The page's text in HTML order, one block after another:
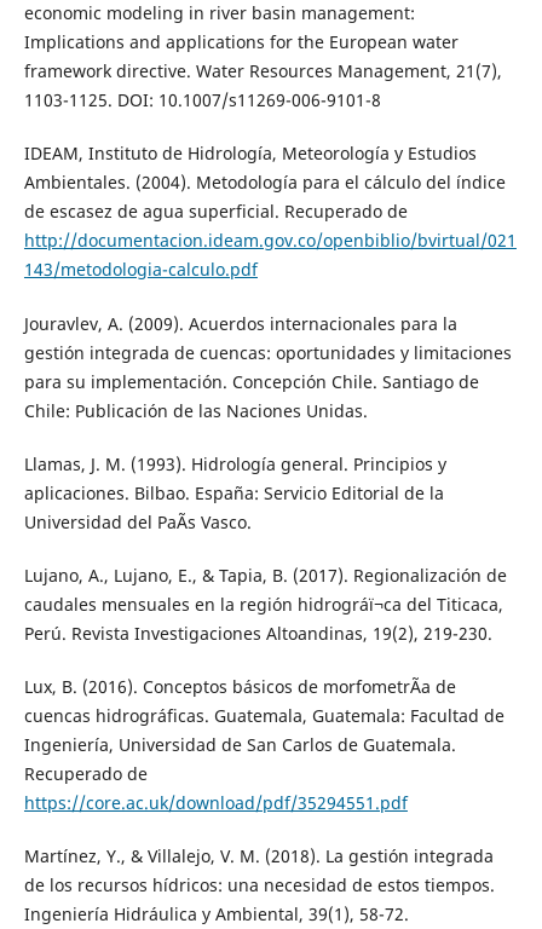
economic modeling in river basin management:
Implications and applications for the European water
framework directive. Water Resources Management, 21(7),
1103-1125. DOI: 10.1007/s11269-006-9101-8
IDEAM, Instituto de Hidrología, Meteorología y Estudios
Ambientales. (2004). Metodología para el cálculo del índice
de escasez de agua superficial. Recuperado de
http://documentacion.ideam.gov.co/openbiblio/bvirtual/021
143/metodologia-calculo.pdf
Jouravlev, A. (2009). Acuerdos internacionales para la
gestión integrada de cuencas: oportunidades y limitaciones
para su implementación. Concepción Chile. Santiago de
Chile: Publicación de las Naciones Unidas.
Llamas, J. M. (1993). Hidrología general. Principios y
aplicaciones. Bilbao. España: Servicio Editorial de la
Universidad del PaÃ­s Vasco.
Lujano, A., Lujano, E., & Tapia, B. (2017). Regionalización de
caudales mensuales en la región hidrográï¬ca del Titicaca,
Perú. Revista Investigaciones Altoandinas, 19(2), 219-230.
Lux, B. (2016). Conceptos básicos de morfometrÃ­a de
cuencas hidrográficas. Guatemala, Guatemala: Facultad de
Ingeniería, Universidad de San Carlos de Guatemala.
Recuperado de
https://core.ac.uk/download/pdf/35294551.pdf
Martínez, Y., & Villalejo, V. M. (2018). La gestión integrada
de los recursos hídricos: una necesidad de estos tiempos.
Ingeniería Hidráulica y Ambiental, 39(1), 58-72.